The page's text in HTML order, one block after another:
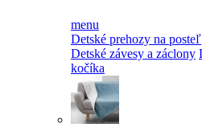
menu
Detské prehozy na posteľ
Detské závesy a záclony
kočíka